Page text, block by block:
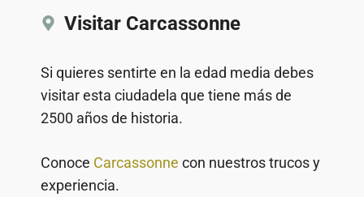
Visitar Carcassonne
Si quieres sentirte en la edad media debes
visitar esta ciudadela que tiene más de
2500 años de historia.
Conoce Carcassonne con nuestros trucos y
experiencia.